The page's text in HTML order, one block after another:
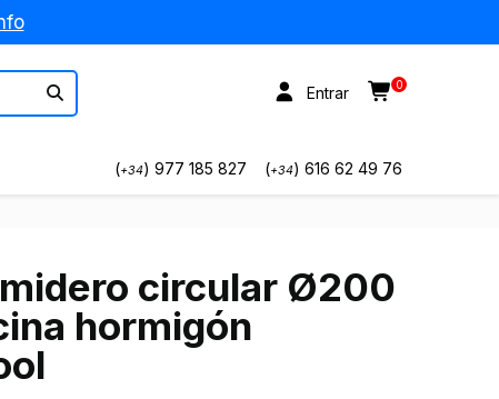
0
Entrar
(+34) 977 185 827 (+34) 616 62 49 76
circular Ø200
hormigón